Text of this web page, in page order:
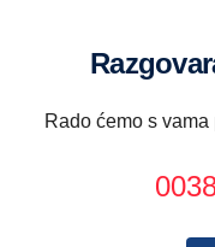
Rado ćemo s